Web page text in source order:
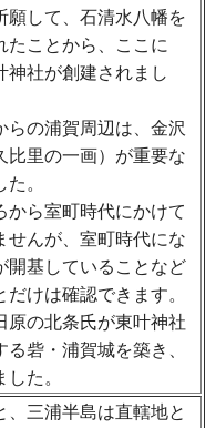
願して、石清水八幡を
たことから、ここに
神社が創建されまし
らの浦賀周辺は、金沢
比里の一画）が重要な
。
から室町時代にかけて
せんが、室町時代にな
開基していることなど
けは確認できます。
原の北条氏が東叶神社
砦・浦賀城を築き、
た。
三浦半島は直轄地と